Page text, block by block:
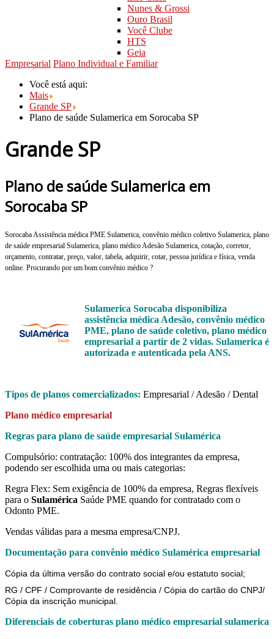
Nunes & Grossi
Ouro Brasil
Você Clube
HTS
Geia
Empresarial Plano Individual e Familiar
Você está aqui:
Mais
Grande SP
Plano de saúde Sulamerica em Sorocaba SP
Grande SP
Plano de saúde Sulamerica em
Sorocaba SP
Sorocaba Assistência médica PME Sulamerica, convênio médico coletivo Sulamerica, plano
de saúde empresarial Sulamerica, plano médico Adesão Sulamerica, cotação, corretor,
orçamento, contratar, preço, valor, tabela, adquirir, cotar, pessoa jurídica e física, venda
online. Procurando por um bom convênio médico ?
Sulamerica Sorocaba disponibiliza
assistência médica Adesão, convênio médico
PME, plano de saúde coletivo, plano médico
empresarial a partir de 2 vidas. Sulamerica é
autorizada e autenticada pela ANS.
Tipos de planos comercializados: Empresarial / Adesão / Dental
Plano médico empresarial
Regras para plano de saúde empresarial Sulamérica
Compulsório: contratação: 100% dos integrantes da empresa,
podendo ser escolhida uma ou mais categorias:
Regra Flex: Sem exigência de 100% da empresa, Regras flexíveis
para o Sulamérica Saúde PME quando for contratado com o
Odonto PME.
Vendas válidas para a mesma empresa/CNPJ.
Documentação para convênio médico Sulamérica empresarial
Cópia da última versão do contrato social e/ou estatuto social;
RG / CPF / Comprovante de residência / Cópia do cartão do CNPJ/
Cópia da inscrição municipal.
Diferenciais de coberturas plano médico empresarial sulamerica